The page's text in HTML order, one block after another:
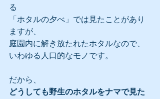
る
「ホタルの夕べ」では見たことがあり
ますが、
庭園内に解き放たれたホタルなので、
いわゆる人口的なモノです。
だから、
どうしても野生のホタルをナマで見た